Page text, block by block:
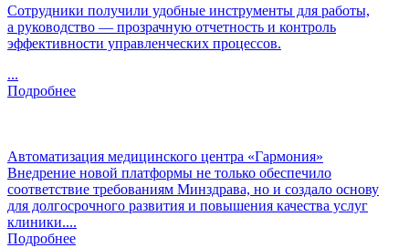
Сотрудники получили удобные инструменты для работы,
а руководство — прозрачную отчетность и контроль
эффективности управленческих процессов.
...
Подробнее
Автоматизация медицинского центра «Гармония»
Внедрение новой платформы не только обеспечило
соответствие требованиям Минздрава, но и создало основу
для долгосрочного развития и повышения качества услуг
клиники....
Подробнее